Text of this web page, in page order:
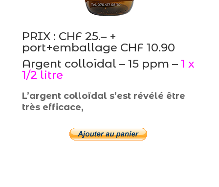
PRIX : CHF 25.– +
port+emballage CHF 10.90
Argent colloïdal – 15 ppm – 1 x
1/2 litre
L’argent colloïdal s’est révélé être
très efficace,